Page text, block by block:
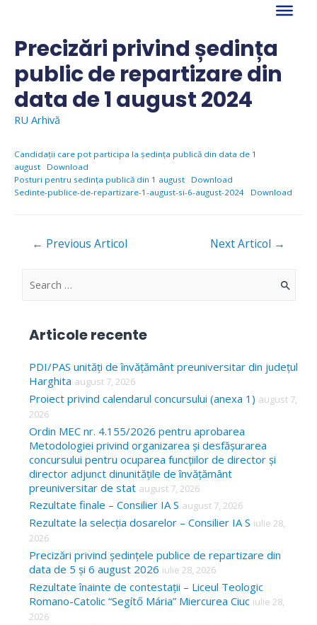
contentPrecizări privind ședința
public de repartizare din
data de 1 august 2024
RU Arhivă
Candidații care pot participa la ședința publică din data de 1
august
Download
Posturi pentru sedința publică din 1 august
Download
Sedinte-publice-de-repartizare-1-august-si-6-august-2024
Download
Navigare
← Previous Articol Next Articol →
S
c
h
f
o
r
Articole recente
PDI/PAS unități de învățământ preuniversitar din județul
Harghita august 7, 2026
Proiect privind calendarul concursului (anexa 1) august 7,
2026
Ordin MEC nr. 4.155/2026 pentru aprobarea
Metodologiei privind organizarea și desfășurarea
concursului pentru ocuparea funcțiilor de director și
director adjunct dinunitățile de învățământ
preuniversitar de stat august 7, 2026
Rezultate finale – Consilier IA S august 7, 2026
Rezultate la selecția dosarelor – Consilier IA S iulie 28,
2026
Precizări privind ședințele publice de repartizare din
data de 5 și 6 august 2026 iulie 28, 2026
Rezultate înainte de contestații – Liceul Teologic
Romano-Catolic “Segítő Mária” Miercurea Ciuc iulie 28,
2026